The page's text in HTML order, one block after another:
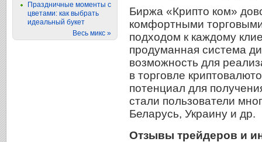
Биржа «Крипто ком»
комфортными
подходом к каждому
продуманная система
возможность для
в торговле
потенциал для
стали пользователи
Беларусь, Украину и др.
Отзывы трейдеров и
Праздничные моменты с
цветами: как выбрать
идеальный букет
Весь микс »